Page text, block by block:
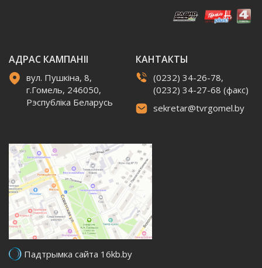
АДРАС КАМПАНІІ
вул. Пушкіна, 8,
г.Гомель, 246050,
Рэспубліка Беларусь
КАНТАКТЫ
(0232) 34-26-78,
(0232) 34-27-68 (факс)
sekretar@tvrgomel.by
Падтрымка сайта 16kb.by